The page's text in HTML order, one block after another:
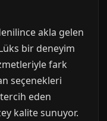
akla gelen
bir deneyim
fark
seçenekleri
eden
kalite sunuyor.